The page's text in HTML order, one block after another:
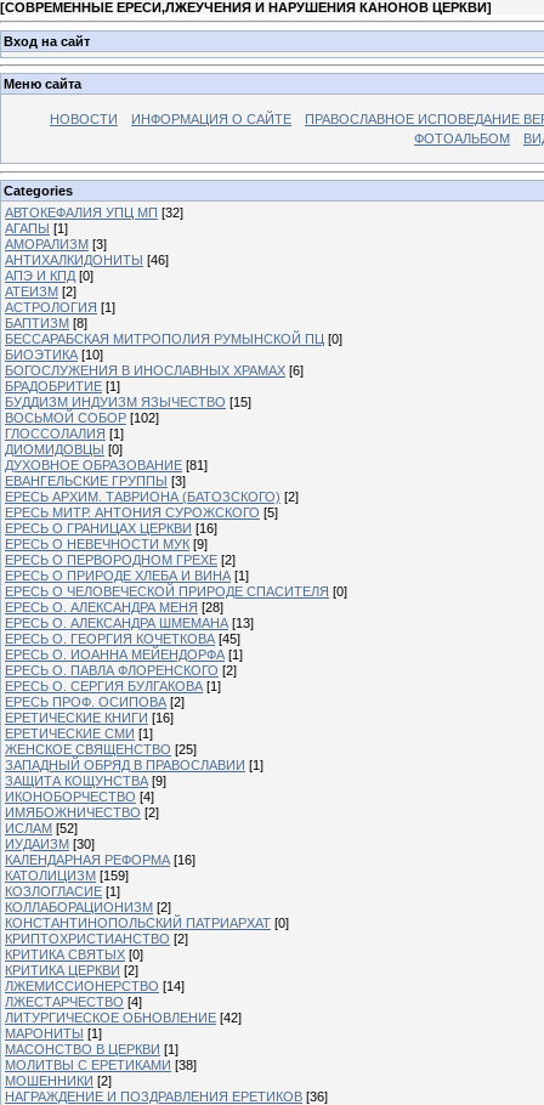
[СОВРЕМЕННЫЕ ЕРЕСИ,ЛЖЕУЧЕНИЯ И НАРУШЕНИЯ КАНОНОВ ЦЕРКВИ]
Вход на сайт
Меню сайта
НОВОСТИ ИНФОРМАЦИЯ О САЙТЕ
ПРАВОСЛАВНОЕ ИСПОВЕДАНИЕ
ФОТОАЛЬБОМ
Categories
АВТОКЕФАЛИЯ УПЦ МП [32]
АГАПЫ [1]
АМОРАЛИЗМ [3]
АНТИХАЛКИДОНИТЫ [46]
АПЭ И КПД [0]
АТЕИЗМ [2]
АСТРОЛОГИЯ [1]
БАПТИЗМ [8]
БЕССАРАБСКАЯ МИТРОПОЛИЯ РУМЫНСКОЙ ПЦ [0]
БИОЭТИКА [10]
БОГОСЛУЖЕНИЯ В ИНОСЛАВНЫХ ХРАМАХ [6]
БРАДОБРИТИЕ [1]
БУДДИЗМ ИНДУИЗМ ЯЗЫЧЕСТВО [15]
ВОСЬМОЙ СОБОР [102]
ГЛОССОЛАЛИЯ [1]
ДИОМИДОВЦЫ [0]
ДУХОВНОЕ ОБРАЗОВАНИЕ [81]
ЕВАНГЕЛЬСКИЕ ГРУППЫ [3]
ЕРЕСЬ АРХИМ. ТАВРИОНА (БАТОЗСКОГО) [2]
ЕРЕСЬ МИТР. АНТОНИЯ СУРОЖСКОГО [5]
ЕРЕСЬ О ГРАНИЦАХ ЦЕРКВИ [16]
ЕРЕСЬ О НЕВЕЧНОСТИ МУК [9]
ЕРЕСЬ О ПЕРВОРОДНОМ ГРЕХЕ [2]
ЕРЕСЬ О ПРИРОДЕ ХЛЕБА И ВИНА [1]
ЕРЕСЬ О ЧЕЛОВЕЧЕСКОЙ ПРИРОДЕ СПАСИТЕЛЯ [0]
ЕРЕСЬ О. АЛЕКСАНДРА МЕНЯ [28]
ЕРЕСЬ О. АЛЕКСАНДРА ШМЕМАНА [13]
ЕРЕСЬ О. ГЕОРГИЯ КОЧЕТКОВА [45]
ЕРЕСЬ О. ИОАННА МЕЙЕНДОРФА [1]
ЕРЕСЬ О. ПАВЛА ФЛОРЕНСКОГО [2]
ЕРЕСЬ О. СЕРГИЯ БУЛГАКОВА [1]
ЕРЕСЬ ПРОФ. ОСИПОВА [2]
ЕРЕТИЧЕСКИЕ КНИГИ [16]
ЕРЕТИЧЕСКИЕ СМИ [1]
ЖЕНСКОЕ СВЯЩЕНСТВО [25]
ЗАПАДНЫЙ ОБРЯД В ПРАВОСЛАВИИ [1]
ЗАЩИТА КОЩУНСТВА [9]
ИКОНОБОРЧЕСТВО [4]
ИМЯБОЖНИЧЕСТВО [2]
ИСЛАМ [52]
ИУДАИЗМ [30]
КАЛЕНДАРНАЯ РЕФОРМА [16]
КАТОЛИЦИЗМ [159]
КОЗЛОГЛАСИЕ [1]
КОЛЛАБОРАЦИОНИЗМ [2]
КОНСТАНТИНОПОЛЬСКИЙ ПАТРИАРХАТ [0]
КРИПТОХРИСТИАНСТВО [2]
КРИТИКА СВЯТЫХ [0]
КРИТИКА ЦЕРКВИ [2]
ЛЖЕМИССИОНЕРСТВО [14]
ЛЖЕСТАРЧЕСТВО [4]
ЛИТУРГИЧЕСКОЕ ОБНОВЛЕНИЕ [42]
МАРОНИТЫ [1]
МАСОНСТВО В ЦЕРКВИ [1]
МОЛИТВЫ С ЕРЕТИКАМИ [38]
МОШЕННИКИ [2]
НАГРАЖДЕНИЕ И ПОЗДРАВЛЕНИЯ ЕРЕТИКОВ [36]